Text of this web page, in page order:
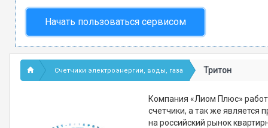
Начать пользоваться сервисом
Счетчики электроэнергии, воды, газа Тритон
Компания «Лиом Плюс»
счетчики, а так же является
на российский рынок